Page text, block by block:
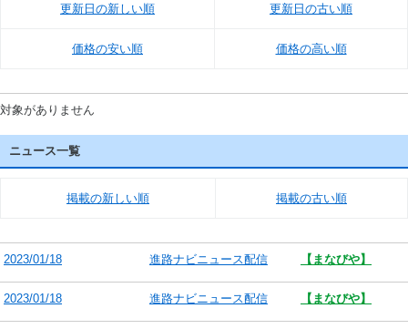
更新日の新しい順 更新日の古い順
価格の安い順 価格の高い順
対象がありません
ニュース一覧
掲載の新しい順 掲載の古い順
2023/01/18 【まなびや】
進路ナビニュース配信
2023/01/18 【まなびや】
進路ナビニュース配信